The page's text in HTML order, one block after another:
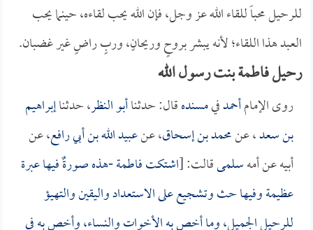
للرحيل محباً للقاء الله عز وجل، فإن الله يحب لقاءه، حينما يحب
العبد هذا اللقاء؛ لأنه يبشر بروحٍ وريحانٍ، وربٍ راضٍ غير غضبان.
رحيل فاطمة بنت رسول الله
روى الإمامأحمدفيمسندهقال: حدثناأبو النظر، حدثناإبراهيم
بن سعد، عنمحمد بن إسحاق، عنعبيد الله بن أبي رافع، عن
أبيه عن أمهسلمىقالت: [اشتكتفاطمة-هذه صورةٌ فيها عبرة
عظيمة وفيها حث وتشجيع على الاستعداد واليقين والتهيؤ
للرحيل الجميل، وما أخص به الأخوات والنساء، وأخص به في